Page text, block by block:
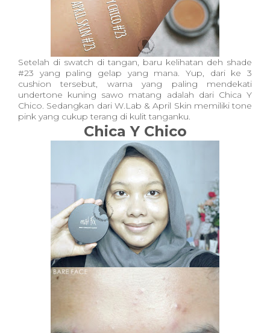
Setelah di swatch di tangan, baru kelihatan deh shade
#23 yang paling gelap yang mana. Yup, dari ke 3
cushion tersebut, warna yang paling mendekati
undertone kuning sawo matang adalah dari Chica Y
Chico. Sedangkan dari W.Lab & April Skin memiliki tone
pink yang cukup terang di kulit tanganku.
Chica Y Chico